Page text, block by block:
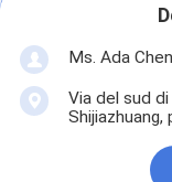
Ms. Ada Chen
Via del sud
Shijiazhuang,